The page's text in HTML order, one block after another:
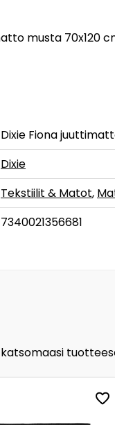
musta 70x120
Dixie Fiona
Dixie
Tekstiilit & Matot,
7340021356681